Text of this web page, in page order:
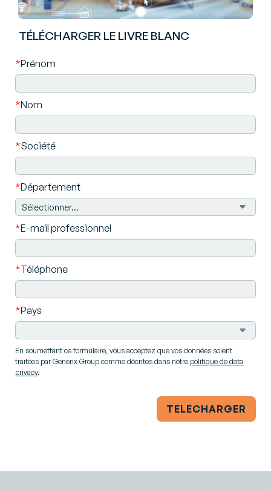
TÉLÉCHARGER LE LIVRE BLANC
*Prénom
*Nom
*Société
*Département
*E-mail professionnel
*Téléphone
*Pays
En soumettant ce formulaire, vous acceptez que vos données soient
traitées par Generix Group comme décrites dans notre politique de data
privacy.
TELECHARGER